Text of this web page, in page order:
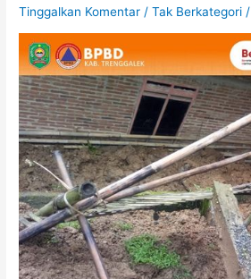
Tinggalkan Komentar /Tak Berkategori